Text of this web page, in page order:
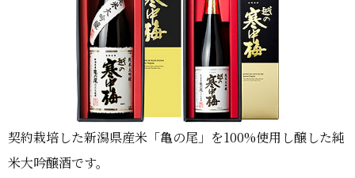
契約栽培した新潟県産米「亀の尾」を100%使用し醸した純
米大吟醸酒です。